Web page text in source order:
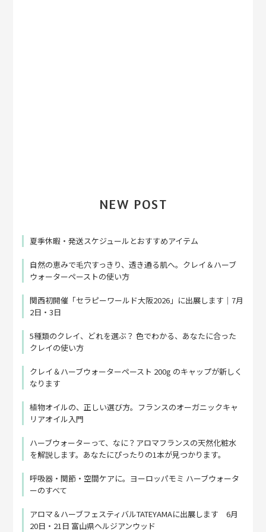
NEW POST
夏季休暇・発送スケジュールとおすすめアイテム
自然の恵みで毛穴すっきり、透き通る肌へ。クレイ＆ハーブ
ウォーターペーストの使い方
関西初開催「セラピーワールド大阪2026」に出展します｜7月
2日・3日
5種類のクレイ、どれを選ぶ？ 色でわかる、あなたに合った
クレイの使い方
クレイ＆ハーブウォーターペースト 200g のキャップが新しく
なります
植物オイルの、正しい選び方。フランスのオーガニックキャ
リアオイル入門
ハーブウォーターって、なに？アロマフランスの天然化粧水
を解説します。あなたにぴったりの1本が見つかります。
呼吸器・関節・空間ケアに。ヨーロッパモミ ハーブウォータ
ーのすべて
アロマ＆ハーブフェスティバルTATEYAMAに出展します 6月
20日・21日 富山県ヘルジアンウッド